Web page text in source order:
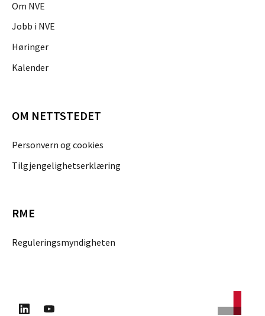
Om NVE
Jobb i NVE
Høringer
Kalender
OM NETTSTEDET
Personvern og cookies
Tilgjengelighetserklæring
RME
Reguleringsmyndigheten